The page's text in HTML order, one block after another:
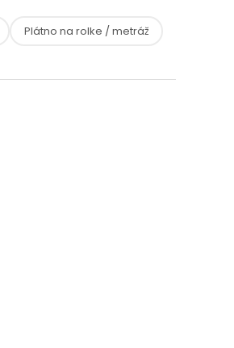
Plátno na rolke / metráž